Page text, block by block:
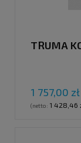
TRUMA
1 757,00 zł
(netto: 1 428,46